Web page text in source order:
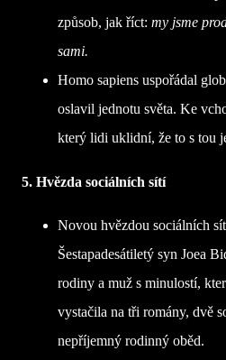
způsob, jak říct: my jsme
sami.
Homo sapiens uspořádal
oslavil jednotu světa. Ke
který lidi uklidní, že to s tou
5. Hvězda sociálních sítí
Novou hvězdou sociálních
Šestapadesátiletý syn Joea
rodiny a muž s minulostí,
vystačila na tři romány, dvě
nepříjemný rodinný oběd.